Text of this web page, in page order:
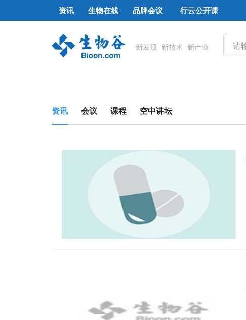
资讯 生物在线 品牌会议 行云公开课
资讯 会议 课程 空中讲坛